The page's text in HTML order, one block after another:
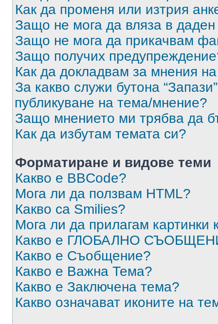
Как да променя или изтрия
Защо не мога да вляза в
Защо не мога да прикачвам
Защо получих
Как да докладвам за мнения
За какво служи бутона
публикуване на тема/мнение?
Защо мнението ми трябва да
Как да избутам темата си?
Форматиране и видове теми
Какво е BBCode?
Мога ли да ползвам HTML?
Какво са Smilies?
Мога ли да прилагам
Какво е ГЛОБАЛНО
Какво е Съобщение?
Какво е Важна Тема?
Какво е Заключена тема?
Какво означават иконите на